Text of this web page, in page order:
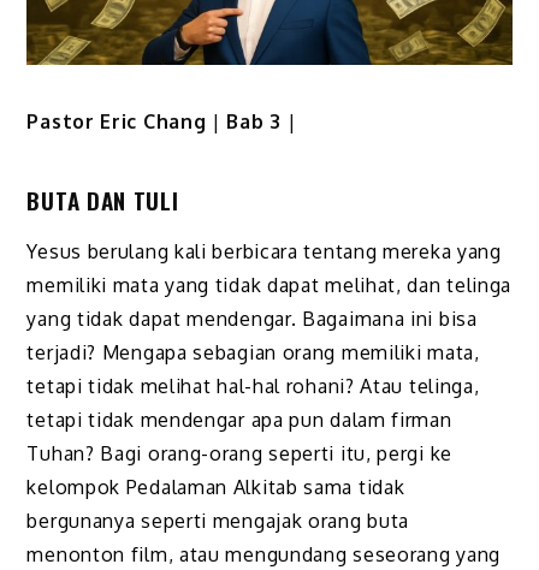
Pastor Eric Chang | Bab 3 |
BUTA DAN TULI
Yesus berulang kali berbicara tentang mereka yang
memiliki mata yang tidak dapat melihat, dan telinga
yang tidak dapat mende­ngar. Bagaimana ini bisa
terjadi? Mengapa sebagian orang memiliki mata,
tetapi tidak melihat hal-hal rohani? Atau telinga,
tetapi tidak mendengar apa pun dalam firman
Tuhan? Bagi orang-orang seperti itu, pergi ke
kelompok Pedalaman Alkitab sama tidak
bergunanya seperti mengajak orang buta
menonton film, atau mengundang sese­orang yang